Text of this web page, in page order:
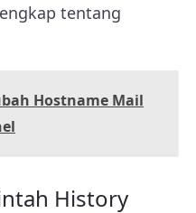
tentang
Hostname Mail
History